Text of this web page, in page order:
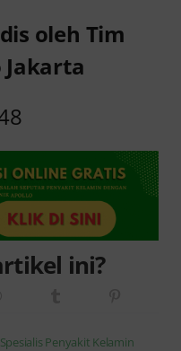
oleh Tim
ini?
Spesialis Penyakit Kelamin